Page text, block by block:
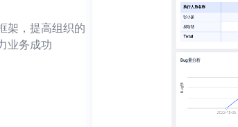
架，提高组织的
业务成功